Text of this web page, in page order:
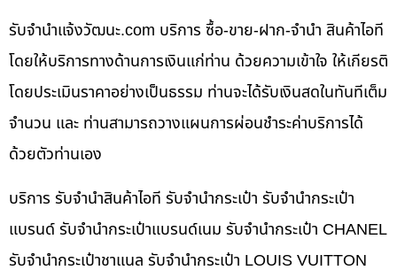
รับจํานําแจ้งวัฒนะ.com บริการ ซื้อ-ขาย-ฝาก-จำนำ สินค้าไอที
โดยให้บริการทางด้านการเงินแก่ท่าน ด้วยความเข้าใจ ให้เกียรติ
โดยประเมินราคาอย่างเป็นธรรม ท่านจะได้รับเงินสดในทันทีเต็ม
จำนวน และ ท่านสามารถวางแผนการผ่อนชำระค่าบริการได้
ด้วยตัวท่านเอง
บริการ รับจำนำสินค้าไอที รับจำนำกระเป๋า รับจำนำกระเป๋า
แบรนด์ รับจำนำกระเป๋าแบรนด์เนม รับจำนำกระเป๋า CHANEL
รับจำนำกระเป๋าชาแนล รับจำนำกระเป๋า LOUIS VUITTON